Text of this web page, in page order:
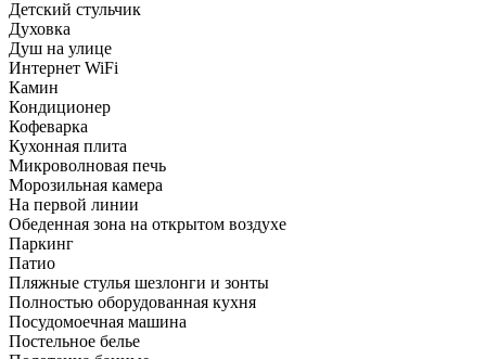
Детский стульчик
Духовка
Душ на улице
Интернет WiFi
Камин
Кондиционер
Кофеварка
Кухонная плита
Микроволновая печь
Морозильная камера
На первой линии
Обеденная зона на открытом воздухе
Паркинг
Патио
Пляжные стулья шезлонги и зонты
Полностью оборудованная кухня
Посудомоечная машина
Постельное белье